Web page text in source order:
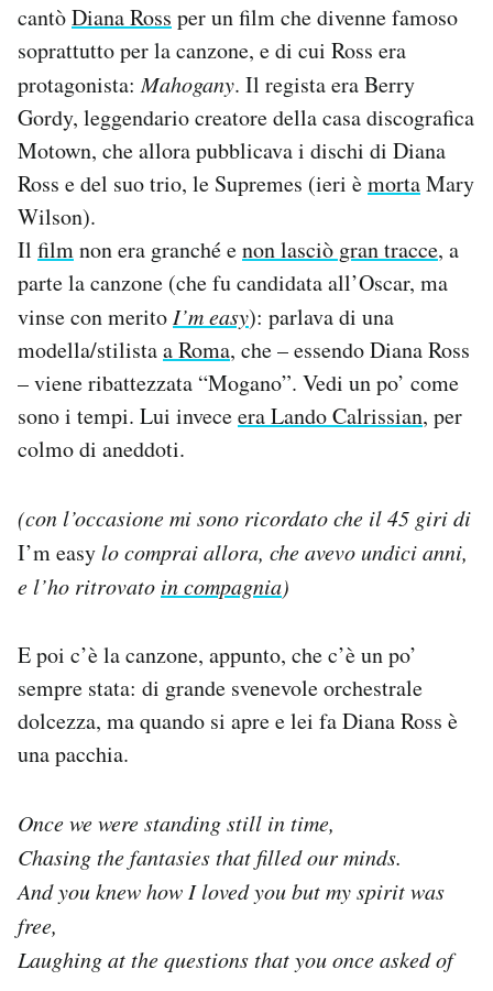
cantòDiana Ross per un film che divenne famoso
soprattutto per la canzone, e di cui Ross era
protagonista:Mahogany. Il regista era Berry
Gordy, leggendario creatore della casa discografica
Motown, che allora pubblicava i dischi di Diana
Ross e del suo trio, le Supremes (ieri èmortaMary
Wilson).
Il filmnon era granché enon lasciò gran tracce, a
parte la canzone (che fu candidata all’Oscar, ma
vinse con merito I’m easy): parlava di una
modella/stilistaa Roma, che – essendo Diana Ross
– viene ribattezzata “Mogano”. Vedi un po’ come
sono i tempi. Lui inveceera Lando Calrissian, per
colmo di aneddoti.
(con l’occasione mi sono ricordato che il 45 giri di
I’m easylo comprai allora, che avevo undici anni,
e l’ho ritrovato in compagnia)
E poi c’è la canzone, appunto, che c’è un po’
sempre stata: di grande svenevole orchestrale
dolcezza, ma quando si apre e lei fa Diana Ross è
una pacchia.
Once we were standing still in time,
Chasing the fantasies that filled our minds.
And you knew how I loved you but my spirit was
free,
Laughing at the questions that you once asked of